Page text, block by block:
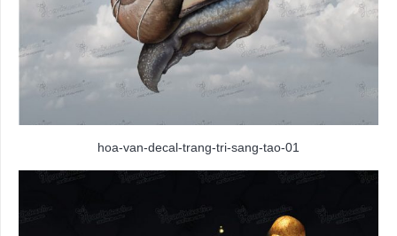
hoa-van-decal-trang-tri-sang-tao-01